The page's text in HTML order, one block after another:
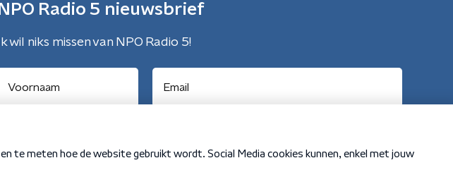
NPO Radio 5 nieuwsbrief
Ik wil niks missen van NPO Radio 5!